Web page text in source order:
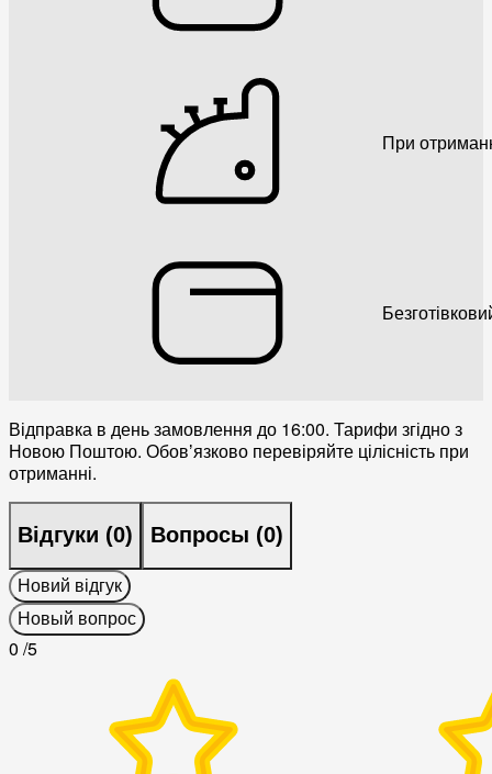
При
Відправка в день замовлення до 16:00. Тарифи згідно з
Новою Поштою. Обовʼязково перевіряйте цілісність при
отриманні.
Відгуки (0) Вопросы (0)
Новий відгук
Новый вопрос
0 /5